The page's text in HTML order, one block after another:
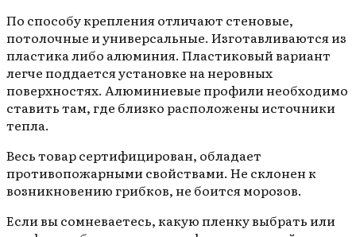
По способу крепления отличают стеновые,
потолочные и универсальные. Изготавливаются из
пластика либо алюминия. Пластиковый вариант
легче поддается установке на неровных
поверхностях. Алюминиевые профили необходимо
ставить там, где близко расположены источники
тепла.
Весь товар сертифицирован, обладает
противопожарными свойствами. Не склонен к
возникновению грибков, не боится морозов.
Если вы сомневаетесь, какую пленку выбрать или